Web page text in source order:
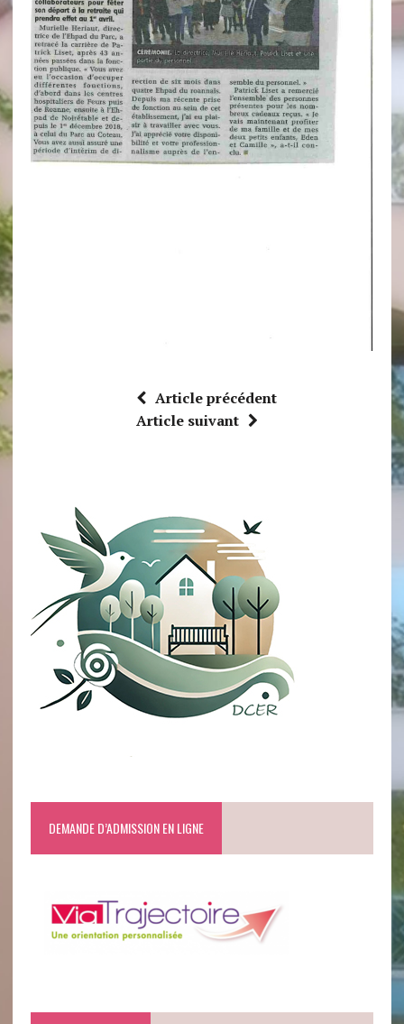
Article précédent
Article suivant
DEMANDE D’ADMISSION EN LIGNE